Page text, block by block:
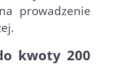
prowadzenie
kwoty 200